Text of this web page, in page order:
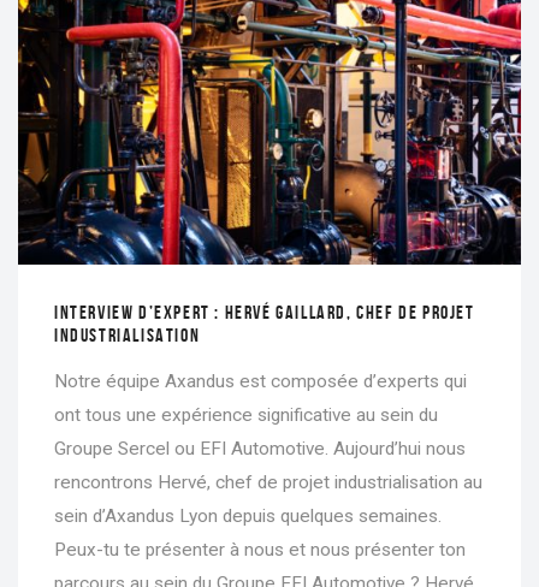
INTERVIEW D’EXPERT : HERVÉ GAILLARD, CHEF DE PROJET
INDUSTRIALISATION
Notre équipe Axandus est composée d’experts qui
ont tous une expérience significative au sein du
Groupe Sercel ou EFI Automotive. Aujourd’hui nous
rencontrons Hervé, chef de projet industrialisation au
sein d’Axandus Lyon depuis quelques semaines.
Peux-tu te présenter à nous et nous présenter ton